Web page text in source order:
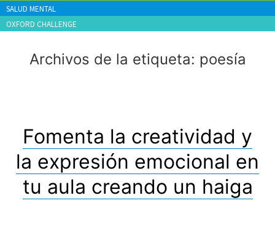
SALUD MENTAL
OXFORD CHALLENGE
Archivos de la etiqueta: poesía
Fomenta la creatividad y
la expresión emocional en
tu aula creando un haiga